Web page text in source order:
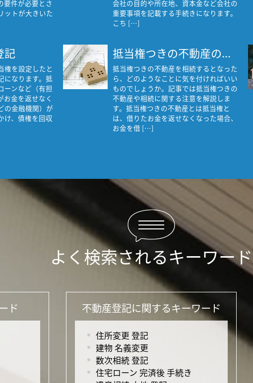
要件が必要とさ
ットが大きいた
会社の目的や所在地、資本金など会社の
重要事項を記載する手続きになります。
こち […]
記
権を設定したと
になります。抵
ーンなど（有担
お金を返せなく
の金融機関）が
け、債権を回収
抵当権つきの不動産の...
抵当権つきの不動産を相続するとなった
ら、どのようなことに気を付ければいい
ものでしょうか。記事では抵当権つきの
不動産や相続に関する注意を解説しま
す。抵当権つきの不動産とは抵当権と
は、借りたお金を返せなくなった場合、
お金を借 […]
よく検索されるキーワード
ド 不動産登記に関するキーワード
住所変更 登記
建物 名義変更
数次相続 登記
住宅ローン 完済後 手続き